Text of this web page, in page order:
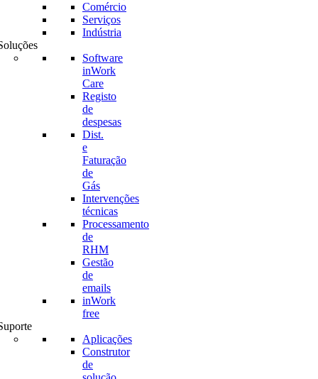
Comércio
Serviços
Indústria
Software
inWork
Care
Registo
de
despesas
Dist.
e
Faturação
de
Gás
Intervenções
técnicas
Processamento
de
RHM
Gestão
de
emails
inWork
free
Aplicações
Construtor
de